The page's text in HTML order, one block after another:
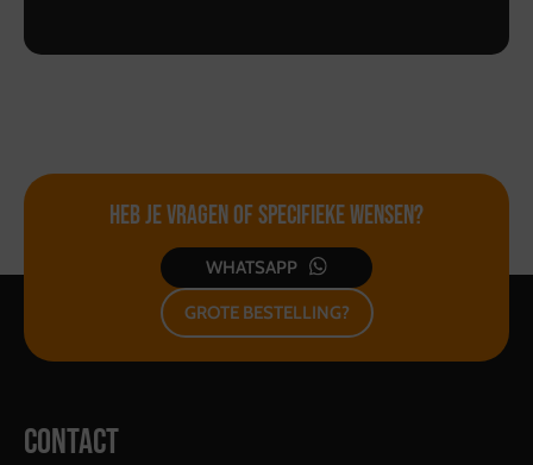
Heb je vragen ofspecifieke wensen?
WHATSAPP
GROTE BESTELLING?
CONTACT